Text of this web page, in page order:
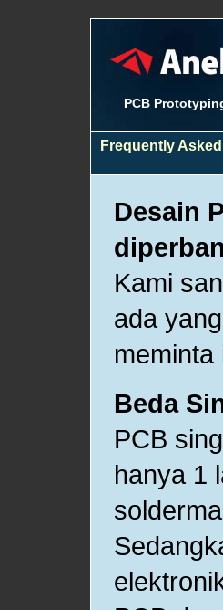
PCB
Frequently
Desain
Kami
ada
Beda
PCB
hanya 1